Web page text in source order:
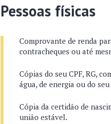
Pessoas físicas
Comprovante de renda
contracheques ou até
Cópias do seu CPF, RG,
água, de energia ou do
Cópia da certidão de
união estável.